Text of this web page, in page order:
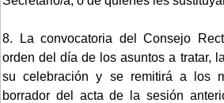
8. La convocatoria del Consejo
orden del día de los asuntos a tratar,
su celebración y se remitirá a los
borrador del acta de la sesión